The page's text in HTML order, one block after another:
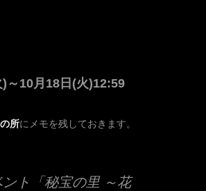
～10月18日(火)12:59
所にメモを残しておきます。
ント「秘宝の里 ～花